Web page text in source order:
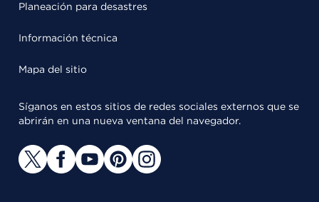
Planeación para desastres
Información técnica
Mapa del sitio
Síganos en estos sitios de redes sociales externos que se
abrirán en una nueva ventana del navegador.